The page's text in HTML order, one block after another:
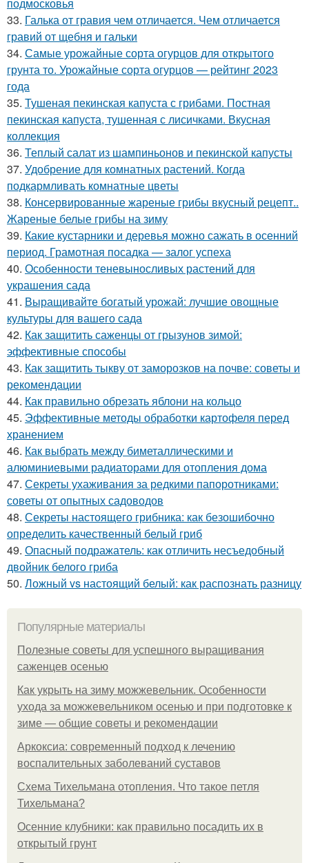
33. Галька от гравия чем отличается. Чем отличается
гравий от щебня и гальки
34. Самые урожайные сорта огурцов для открытого
грунта то. Урожайные сорта огурцов — рейтинг 2023
года
35. Тушеная пекинская капуста с грибами. Постная
пекинская капуста, тушенная с лисичками. Вкусная
коллекция
36. Теплый салат из шампиньонов и пекинской капусты
37. Удобрение для комнатных растений. Когда
подкармливать комнатные цветы
38. Консервированные жареные грибы вкусный рецепт..
Жареные белые грибы на зиму
39. Какие кустарники и деревья можно сажать в осенний
период. Грамотная посадка — залог успеха
40. Особенности теневыносливых растений для
украшения сада
41. Выращивайте богатый урожай: лучшие овощные
культуры для вашего сада
42. Как защитить саженцы от грызунов зимой:
эффективные способы
43. Как защитить тыкву от заморозков на почве: советы и
рекомендации
44. Как правильно обрезать яблони на кольцо
45. Эффективные методы обработки картофеля перед
хранением
46. Как выбрать между биметаллическими и
алюминиевыми радиаторами для отопления дома
47. Секреты ухаживания за редкими папоротниками:
советы от опытных садоводов
48. Секреты настоящего грибника: как безошибочно
определить качественный белый гриб
49. Опасный подражатель: как отличить несъедобный
двойник белого гриба
50. Ложный vs настоящий белый: как распознать разницу
Популярные материалы
Полезные советы для успешного выращивания
саженцев осенью
Как укрыть на зиму можжевельник. Особенности
ухода за можжевельником осенью и при подготовке к
зиме — общие советы и рекомендации
Аркоксиа: современный подход к лечению
воспалительных заболеваний суставов
Схема Тихельмана отопления. Что такое петля
Тихельмана?
Осенние клубники: как правильно посадить их в
открытый грунт